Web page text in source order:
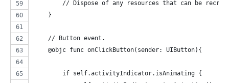
// Dispose of any resources that can be
    }
    // Button event.
    @objc func onClickButton(sender: UIButton){
        if self.activityIndicator.isAnimating {